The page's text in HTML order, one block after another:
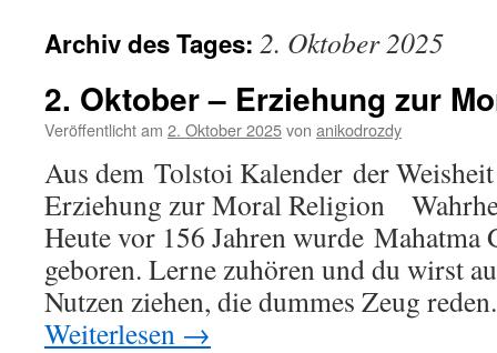
Archiv des Tages: 2. Oktober 2025
2. Oktober – Erziehung zur
Veröffentlicht am 2. Oktober 2025von anikodrozdy
Aus dem Tolstoi Kalender der
Erziehung zur Moral Religion
Heute vor 156 Jahren wurde
geboren. Lerne zuhören und du wirst
Nutzen ziehen, die dummes Zeug
Weiterlesen →